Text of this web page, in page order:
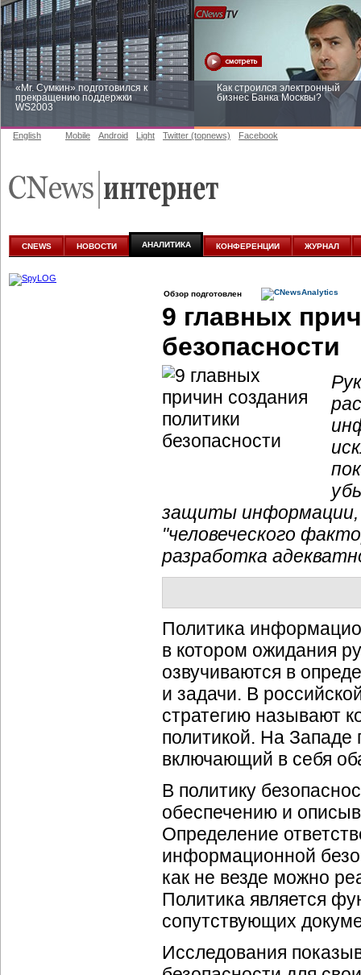
«Mr. Сумкин» подготовился к
прекращению поддержки
WS2003
Как строился электронный
бизнес Банка Москвы?
аналитике
English Mobile Android Light Twitter (topnews) Facebook
CNEWS НОВОСТИ АНАЛИТИКА КОНФЕРЕНЦИИ ЖУРНАЛ
Обзор подготовлен
9 главных
безопасности
защиты информации,
"человеческого
разработка
Политика
в котором ожидания
озвучиваются в
и задачи. В
стратегию называют
политикой. На Западе
включающий в себя
В политику
обеспечению и
Определение
информационной
как не везде можно
Политика является
сопутствующих
Исследования